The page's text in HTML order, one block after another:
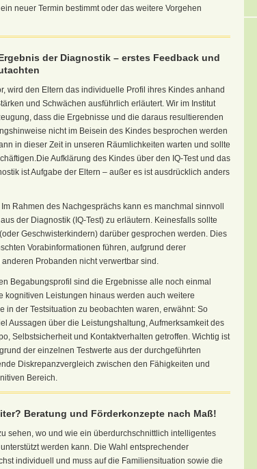
neuer Termin bestimmt oder das weitere Vorgehen
der Diagnostik – erstes Feedback und
wird den Eltern das individuelle Profil ihres Kindes anhand
und Schwächen ausführlich erläutert. Wir im Institut
dass die Ergebnisse und die daraus resultierenden
nicht im Beisein des Kindes besprochen werden
in dieser Zeit in unseren Räumlichkeiten warten und sollte
Aufklärung des Kindes über den IQ-Test und das
ist Aufgabe der Eltern – außer es ist ausdrücklich anders
Rahmen des Nachgesprächs kann es manchmal sinnvoll
der Diagnostik (IQ-Test) zu erläutern. Keinesfalls sollte
Geschwisterkindern) darüber gesprochen werden. Dies
Vorabinformationen führen, aufgrund derer
Probanden nicht verwertbar sind.
Begabungsprofil sind die Ergebnisse alle noch einmal
kognitiven Leistungen hinaus werden auch weitere
in der Testsituation zu beobachten waren, erwähnt: So
Aussagen über die Leistungshaltung, Aufmerksamkeit des
Selbstsicherheit und Kontaktverhalten getroffen. Wichtig ist
der einzelnen Testwerte aus der durchgeführten
Diskrepanzvergleich zwischen den Fähigkeiten und
Bereich.
Beratung und Förderkonzepte nach Maß!
sehen, wo und wie ein überdurchschnittlich intelligentes
werden kann. Die Wahl entsprechender
individuell und muss auf die Familiensituation sowie die